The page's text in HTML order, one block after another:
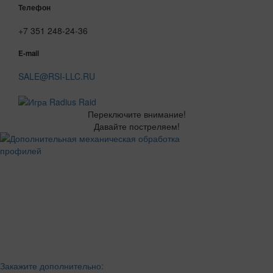
Телефон
+7 351 248-24-36
E-mail
SALE@RSI-LLC.RU
Переключите внимание!
Давайте постреляем!
Закажите дополнительно: